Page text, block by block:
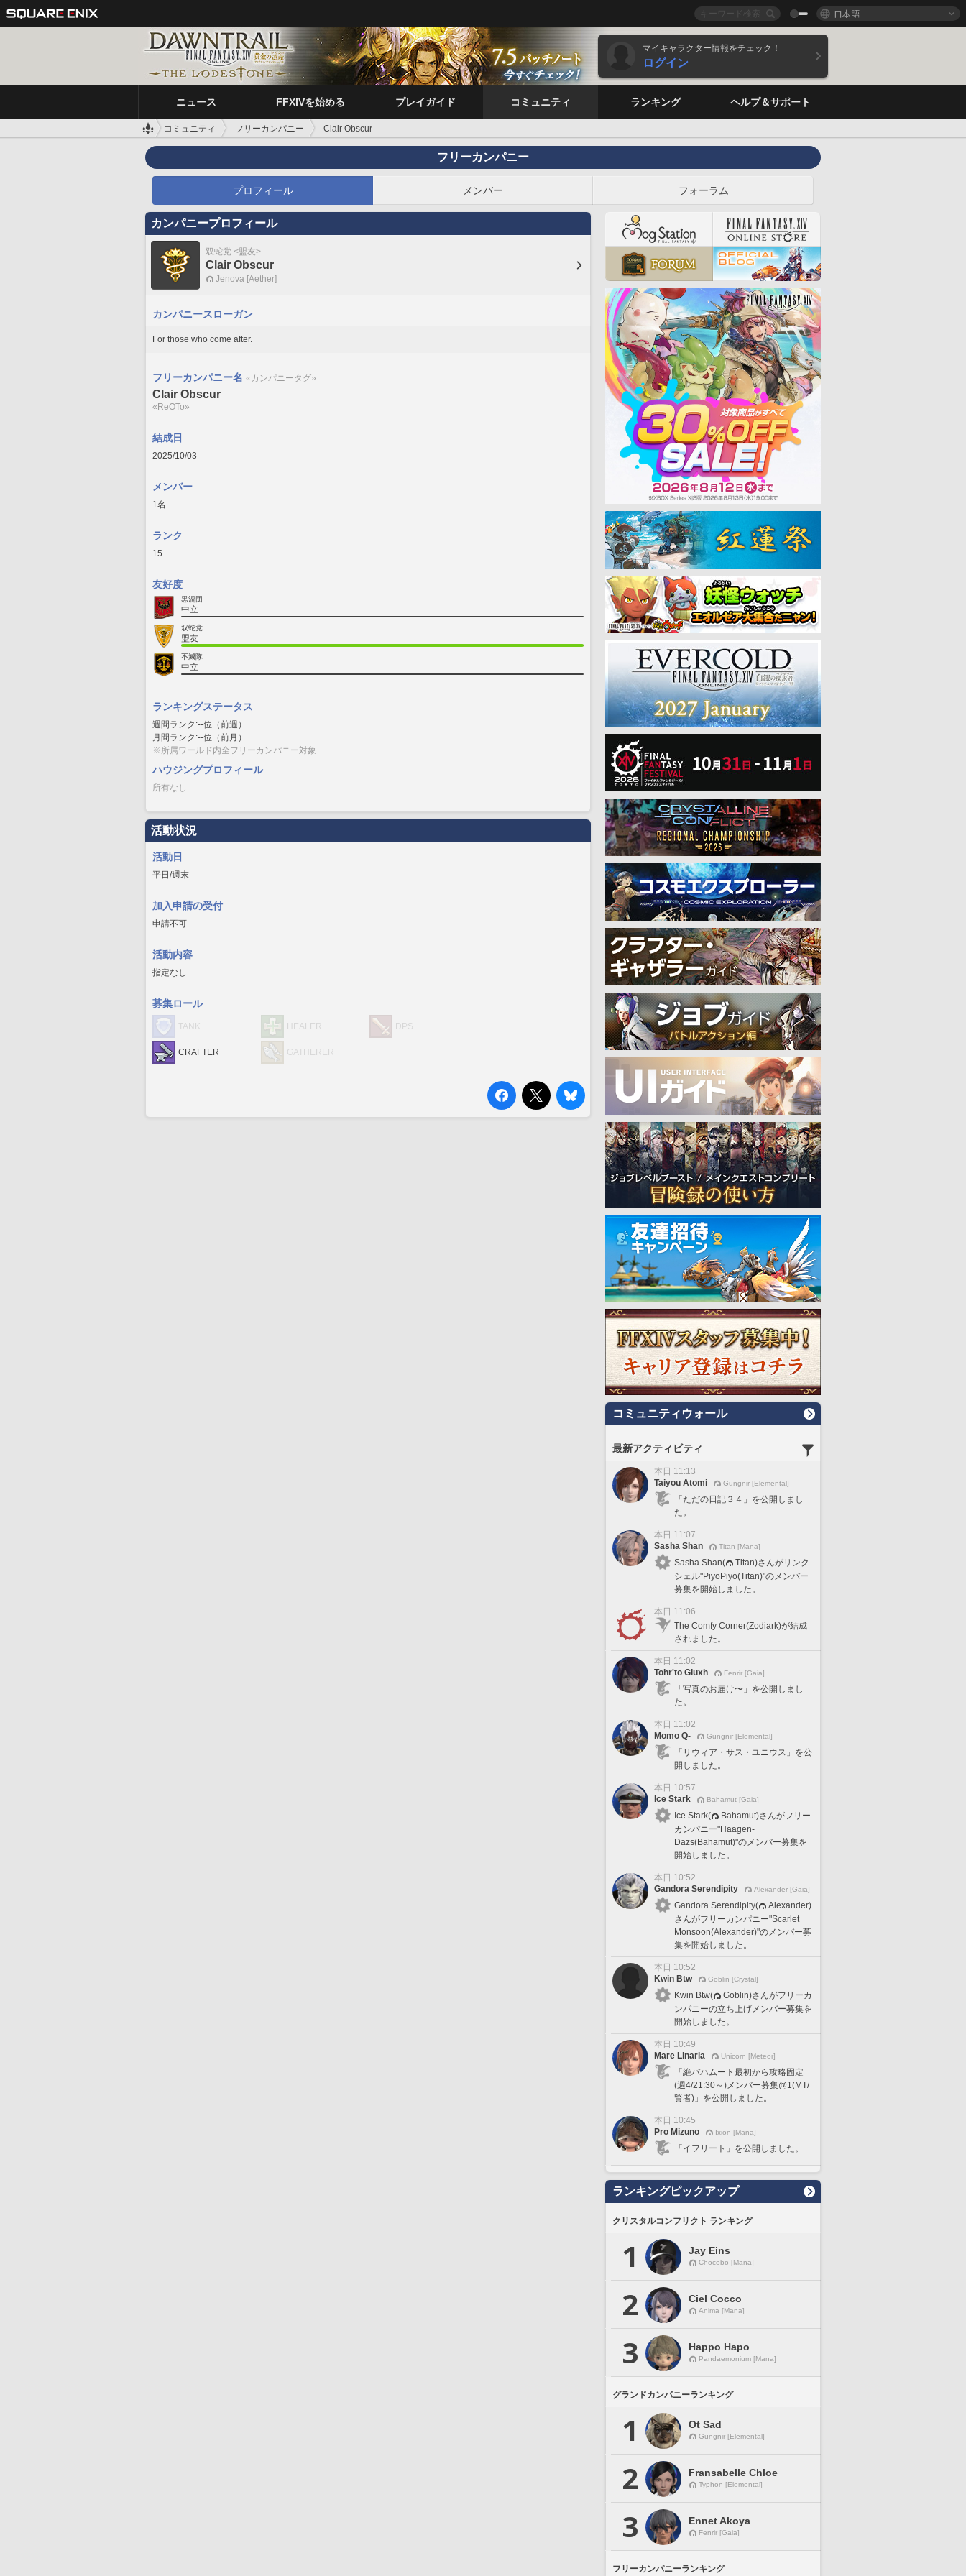
日本語
マイキャラクター情報をチェック！
ログイン
ニュース FFXIVを始める プレイガイド コミュニティ ランキング ヘルプ＆サポート
コミュニティ フリーカンパニー Clair Obscur
フリーカンパニー
プロフィール メンバー フォーラム
カンパニープロフィール
双蛇党 <盟友>
Clair Obscur
Jenova [Aether]
カンパニースローガン
For those who come after.
フリーカンパニー名 «カンパニータグ»
Clair Obscur
«ReOTo»
結成日
2025/10/03
メンバー
1名
ランク
15
友好度
黒渦団
中立
双蛇党
盟友
不滅隊
中立
ランキングステータス
週間ランク:--位（前週）
月間ランク:--位（前月）
※所属ワールド内全フリーカンパニー対象
ハウジングプロフィール
所有なし
活動状況
活動日
平日/週末
加入申請の受付
申請不可
活動内容
指定なし
募集ロール
TANK HEALER DPS
CRAFTER GATHERER
コミュニティウォール
最新アクティビティ
本日 11:13
Taiyou Atomi
Gungnir [Elemental]
「ただの日記３４」を公開しまし
た。
本日 11:07
Sasha Shan
Titan [Mana]
Sasha Shan(
Titan)さんがリンク
シェル"PiyoPiyo(Titan)"のメンバー
募集を開始しました。
本日 11:06
The Comfy Corner(Zodiark)が結成
されました。
本日 11:02
Tohr'to Gluxh
Fenrir [Gaia]
「写真のお届け〜」を公開しまし
た。
本日 11:02
Momo Q-
Gungnir [Elemental]
「リウィア・サス・ユニウス」を公
開しました。
本日 10:57
Ice Stark
Bahamut [Gaia]
Ice Stark(
Bahamut)さんがフリー
カンパニー"Haagen-
Dazs(Bahamut)"のメンバー募集を
開始しました。
本日 10:52
Gandora Serendipity
Alexander [Gaia]
Gandora Serendipity(
Alexander)
さんがフリーカンパニー"Scarlet
Monsoon(Alexander)"のメンバー募
集を開始しました。
本日 10:52
Kwin Btw
Goblin [Crystal]
Kwin Btw(
Goblin)さんがフリーカ
ンパニーの立ち上げメンバー募集を
開始しました。
本日 10:49
Mare Linaria
Unicorn [Meteor]
「絶バハムート最初から攻略固定
(週4/21:30～)メンバー募集@1(MT/
賢者)」を公開しました。
本日 10:45
Pro Mizuno
Ixion [Mana]
「イフリート」を公開しました。
ランキングピックアップ
クリスタルコンフリクト ランキング
1 Jay Eins
Chocobo [Mana]
2 Ciel Cocco
Anima [Mana]
3 Happo Hapo
Pandaemonium [Mana]
グランドカンパニーランキング
1 Ot Sad
Gungnir [Elemental]
2 Fransabelle Chloe
Typhon [Elemental]
3 Ennet Akoya
Fenrir [Gaia]
フリーカンパニーランキング